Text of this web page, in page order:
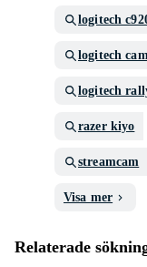
logitech
logitech
logitech
razer kiyo
streamcam
Visa mer
Relaterade